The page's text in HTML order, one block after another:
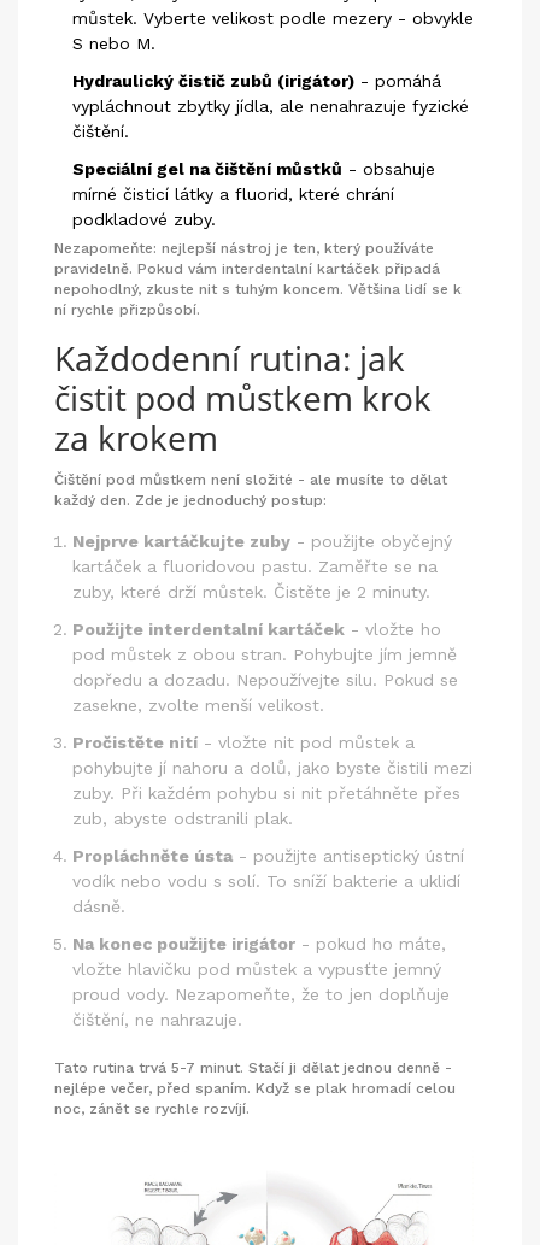
můstek. Vyberte velikost podle mezery - obvykle
S nebo M.
Hydraulický čistič zubů (irigátor) - pomáhá
vypláchnout zbytky jídla, ale nenahrazuje fyzické
čištění.
Speciální gel na čištění můstků - obsahuje
mírné čisticí látky a fluorid, které chrání
podkladové zuby.
Nezapomeňte: nejlepší nástroj je ten, který používáte
pravidelně. Pokud vám interdentalní kartáček připadá
nepohodlný, zkuste nit s tuhým koncem. Většina lidí se k
ní rychle přizpůsobí.
Každodenní rutina: jak
čistit pod můstkem krok
za krokem
Čištění pod můstkem není složité - ale musíte to dělat
každý den. Zde je jednoduchý postup:
Nejprve kartáčkujte zuby - použijte obyčejný
kartáček a fluoridovou pastu. Zaměřte se na
zuby, které drží můstek. Čistěte je 2 minuty.
Použijte interdentalní kartáček - vložte ho
pod můstek z obou stran. Pohybujte jím jemně
dopředu a dozadu. Nepoužívejte silu. Pokud se
zasekne, zvolte menší velikost.
Pročistěte nití - vložte nit pod můstek a
pohybujte jí nahoru a dolů, jako byste čistili mezi
zuby. Při každém pohybu si nit přetáhněte přes
zub, abyste odstranili plak.
Propláchněte ústa - použijte antiseptický ústní
vodík nebo vodu s solí. To sníží bakterie a uklidí
dásně.
Na konec použijte irigátor - pokud ho máte,
vložte hlavičku pod můstek a vypusťte jemný
proud vody. Nezapomeňte, že to jen doplňuje
čištění, ne nahrazuje.
Tato rutina trvá 5-7 minut. Stačí ji dělat jednou denně -
nejlépe večer, před spaním. Když se plak hromadí celou
noc, zánět se rychle rozvíjí.